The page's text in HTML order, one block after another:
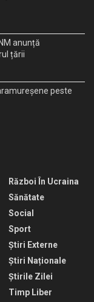
anunță
țării
peste
Război În Ucraina
Sănătate
Social
Sport
Știri Externe
Știri Naționale
Știrile Zilei
Timp Liber